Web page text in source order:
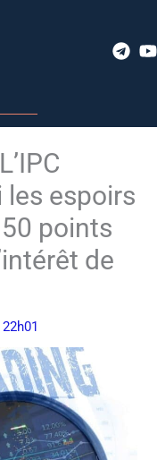
espoirs
points
de